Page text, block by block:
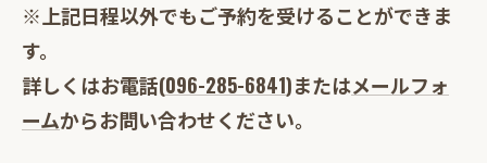
※上記日程以外でもご予約を受けることができま
す。
詳しくはお電話(096-285-6841)またはメールフォ
ームからお問い合わせください。